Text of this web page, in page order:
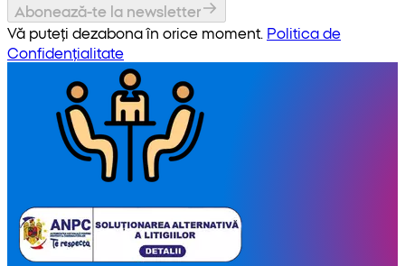
Abonează-te la newsletter
Vă puteți dezabona în orice moment. Politica de
Confidențialitate